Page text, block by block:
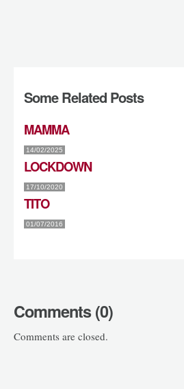
Some Related Posts
MAMMA
14/02/2025
LOCKDOWN
17/10/2020
TITO
01/07/2016
Comments (0)
Comments are closed.